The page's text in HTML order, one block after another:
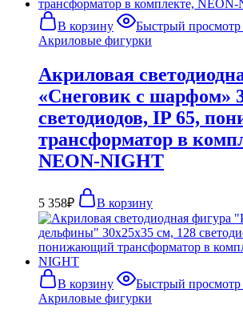
В корзину Быстрый просмотр
Акриловые фигурки
Акриловая
«Снеговик с шарфом»
светодиодов, IP 65,
трансформатор в
NEON-NIGHT
5 358₽ В корзину
В корзину Быстрый просмотр
Акриловые фигурки